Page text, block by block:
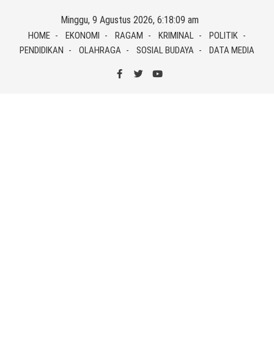
content
Minggu, 9 Agustus 2026, 6:18:09 am
HOME EKONOMI RAGAM KRIMINAL
POLITIK
PENDIDIKAN
OLAHRAGA SOSIAL BUDAYA DATA MEDIA